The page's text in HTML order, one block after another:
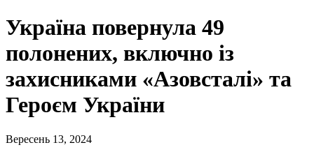
Україна повернула 49
полонених, включно із
захисниками «Азовсталі» та
Героєм України
Вересень 13, 2024